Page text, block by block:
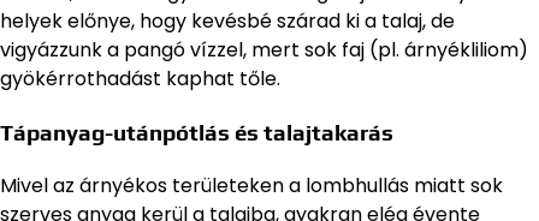
helyek előnye, hogy kevésbé szárad ki a talaj, de
vigyázzunk a pangó vízzel, mert sok faj (pl. árnyékliliom)
gyökérrothadást kaphat tőle.
Tápanyag-utánpótlás és talajtakarás
Mivel az árnyékos területeken a lombhullás miatt sok
szerves anyag kerül a talajba, gyakran elég évente